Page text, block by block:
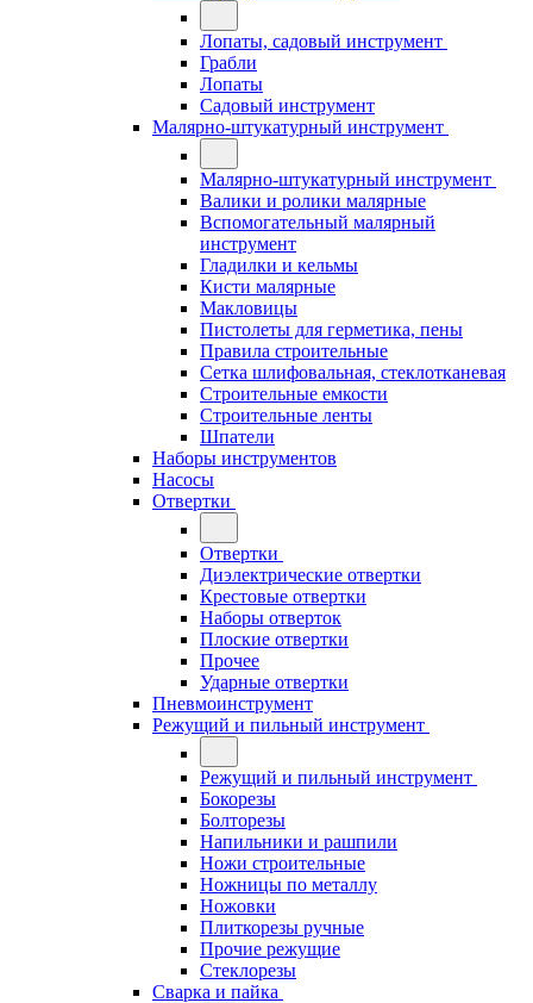
Лопаты, садовый инструмент
Грабли
Лопаты
Садовый инструмент
Малярно-штукатурный инструмент
Малярно-штукатурный инструмент
Валики и ролики малярные
Вспомогательный малярный
инструмент
Гладилки и кельмы
Кисти малярные
Макловицы
Пистолеты для герметика, пены
Правила строительные
Сетка шлифовальная, стеклотканевая
Строительные емкости
Строительные ленты
Шпатели
Наборы инструментов
Насосы
Отвертки
Отвертки
Диэлектрические отвертки
Крестовые отвертки
Наборы отверток
Плоские отвертки
Прочее
Ударные отвертки
Пневмоинструмент
Режущий и пильный инструмент
Режущий и пильный инструмент
Бокорезы
Болторезы
Напильники и рашпили
Ножи строительные
Ножницы по металлу
Ножовки
Плиткорезы ручные
Прочие режущие
Стеклорезы
Сварка и пайка